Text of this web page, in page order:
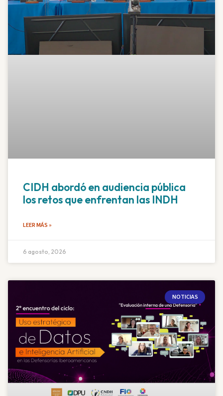
CIDH abordó en audiencia pública
los retos que enfrentan las INDH
LEER MÁS »
6 agosto, 2026
NOTICIAS